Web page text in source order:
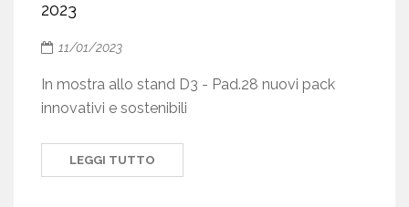
2023
11/01/2023
In mostra allo stand D3 - Pad.28 nuovi pack
innovativi e sostenibili
LEGGI TUTTO